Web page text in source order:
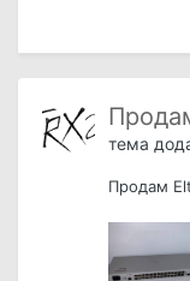
тема
Продам